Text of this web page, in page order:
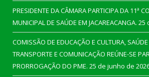
PRESIDENTE DA CÂMARA PARTICIPA DA 11ª
MUNICIPAL DE SAÚDE EM JACAREACANGA. 25
COMISSÃO DE EDUCAÇÃO E CULTURA,
TRANSPORTE E COMUNICAÇÃO REÚNE-SE
PRORROGAÇÃO DO PME. 25 de junho de